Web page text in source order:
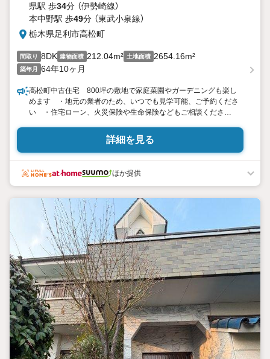
県駅 歩34分 （伊勢崎線）
本中野駅 歩49分 （東武小泉線）
栃木県足利市高松町
間取り 8DK 建物面積 212.04m² 土地面積 2654.16m²
築年月 64年10ヶ月
高松町中古住宅 800坪の敷地で家庭菜園やガーデニングも楽し
めます ・地元の業者のため、いつでも見学可能、ご予約くださ
い ・住宅ローン、火災保険や生命保険などもご相談くださ
詳細を見る
ほか提供